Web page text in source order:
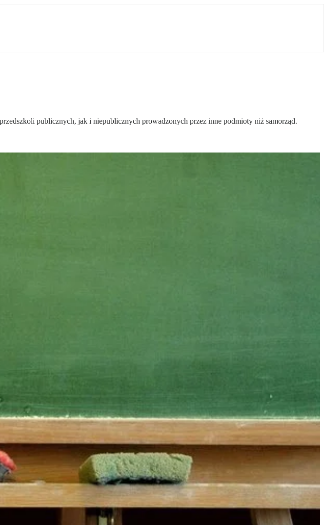
publicznych, jak i niepublicznych prowadzonych przez inne podmioty niż samorząd.